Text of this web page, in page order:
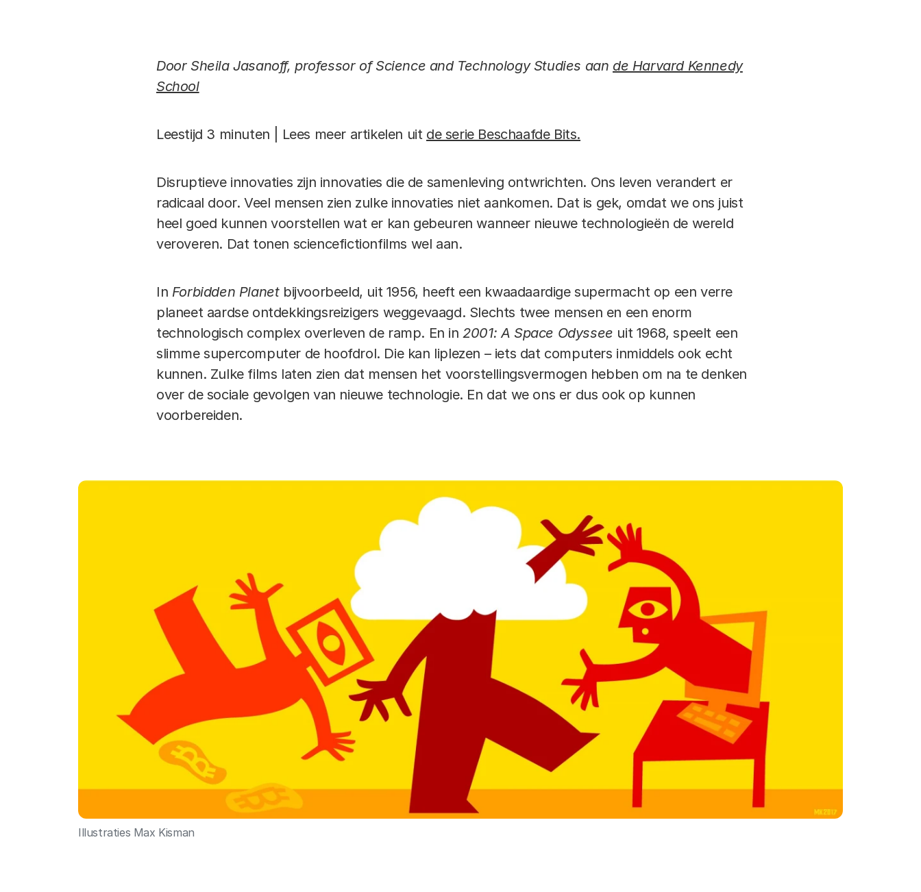
Door Sheila Jasanoff, professor of Science and Technology Studies aan de Harvard Kennedy
School
Leestijd 3 minuten | Lees meer artikelen uit de serie Beschaafde Bits.
Disruptieve innovaties zijn innovaties die de samenleving ontwrichten. Ons leven verandert er
radicaal door. Veel mensen zien zulke innovaties niet aankomen. Dat is gek, omdat we ons juist
heel goed kunnen voorstellen wat er kan gebeuren wanneer nieuwe technologieën de wereld
veroveren. Dat tonen sciencefictionfilms wel aan.
In Forbidden Planetbijvoorbeeld, uit 1956, heeft een kwaadaardige supermacht op een verre
planeet aardse ontdekkingsreizigers weggevaagd. Slechts twee mensen en een enorm
technologisch complex overleven de ramp. En in2001: A Space Odyssee uit 1968, speelt een
slimme supercomputer de hoofdrol. Die kan liplezen – iets dat computers inmiddels ook echt
kunnen. Zulke films laten zien dat mensen het voorstellingsvermogen hebben om na te denken
over de sociale gevolgen van nieuwe technologie. En dat we ons er dus ook op kunnen
voorbereiden.
Illustraties Max Kisman